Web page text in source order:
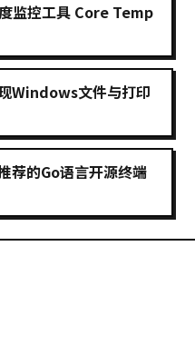
监控工具 Core Temp
Windows文件与打印
荐的Go语言开源终端